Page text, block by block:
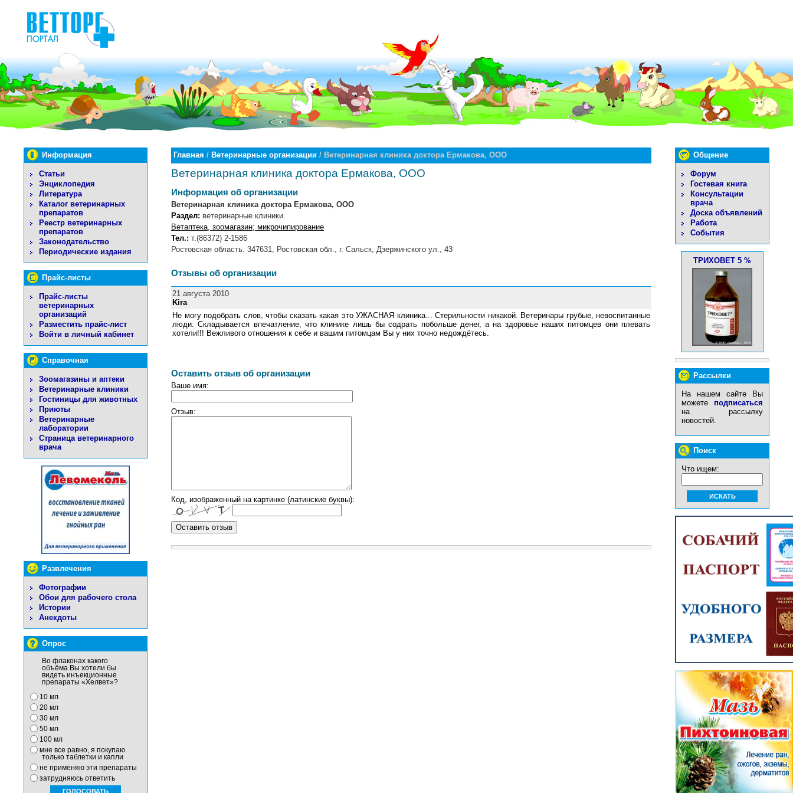
Информация
Статьи
Энциклопедия
Литература
Каталог ветеринарных
препаратов
Реестр ветеринарных
препаратов
Законодательство
Периодические издания
Прайс-листы
Прайс-листы
ветеринарных
организаций
Разместить прайс-лист
Войти в личный кабинет
Справочная
Зоомагазины и аптеки
Ветеринарные клиники
Гостиницы для животных
Приюты
Ветеринарные
лаборатории
Страница ветеринарного
врача
Развлечения
Фотографии
Обои для рабочего стола
Истории
Анекдоты
Опрос
Во флаконах какого
объёма Вы хотели бы
видеть инъекционные
препараты «Хелвет»?
10 мл
20 мл
30 мл
50 мл
100 мл
мне все равно, я покупаю
только таблетки и капли
не применяю эти препараты
затрудняюсь ответить
Общение
Форум
Гостевая книга
Консультации
врача
Доска объявлений
Работа
События
ТРИХОВЕТ 5 %
Рассылки
На нашем сайте Вы
можете подписаться
на рассылку
новостей.
Поиск
Что ищем:
Главная / Ветеринарные организации / Ветеринарная клиника доктора Ермакова, ООО
Ветеринарная клиника доктора Ермакова, ООО
Информация об организации
Ветеринарная клиника доктора Ермакова, ООО
Раздел: ветеринарные клиники.
Ветаптека, зоомагазин; микрочипирование
Тел.: т.(86372) 2-1586
Ростовская область. 347631, Ростовская обл., г. Сальск, Дзержинского ул., 43
Отзывы об организации
21 августа 2010
Kira
Не могу подобрать слов, чтобы сказать какая это УЖАСНАЯ клиника... Стерильности никакой. Ветеринары грубые, невоспитанные
люди. Складывается впечатление, что клинике лишь бы содрать побольше денег, а на здоровье наших питомцев они плевать
хотели!!! Вежливого отношения к себе и вашим питомцам Вы у них точно недождётесь.
Оставить отзыв об организации
Ваше имя:
Отзыв:
Код, изображенный на картинке (латинские буквы):